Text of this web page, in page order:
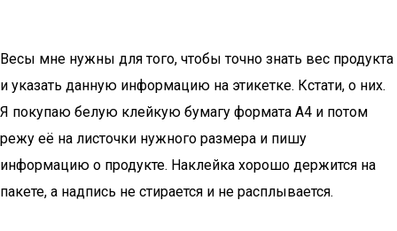
Весы мне нужны для того, чтобы точно знать вес продукта
и указать данную информацию на этикетке. Кстати, о них.
Я покупаю белую клейкую бумагу формата А4 и потом
режу её на листочки нужного размера и пишу
информацию о продукте. Наклейка хорошо держится на
пакете, а надпись не стирается и не расплывается.